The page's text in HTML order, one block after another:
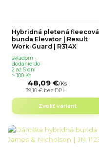
Hybridná pletená fleecová
bunda Elevator | Result
Work-Guard | R314X
48,09 €/Ks
39,10 € bez DPH
skladom -
dodanie do
2 až 5 dní
> 100 Ks
Zvoliť variant